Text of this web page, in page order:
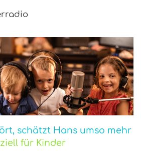
schätzt Hans umso mehr
für Kinder